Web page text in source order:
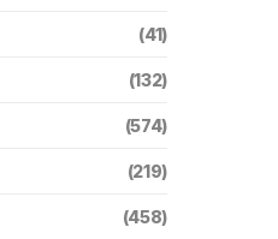
(41)
(132)
(574)
(219)
(458)